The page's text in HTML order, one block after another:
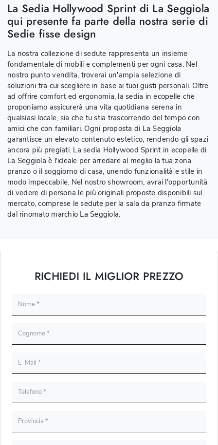
La Sedia Hollywood Sprint di La Seggiola
qui presente fa parte della nostra serie di
Sedie fisse design
La nostra collezione di sedute rappresenta un insieme
fondamentale di mobili e complementi per ogni casa. Nel
nostro punto vendita, troverai un'ampia selezione di
soluzioni tra cui scegliere in base ai tuoi gusti personali. Oltre
ad offrire comfort ed ergonomia, la sedia in ecopelle che
proponiamo assicurerà una vita quotidiana serena in
qualsiasi locale, sia che tu stia trascorrendo del tempo con
amici che con familiari. Ogni proposta di La Seggiola
garantisce un elevato contenuto estetico, rendendo gli spazi
ancora più pregiati. La sedia Hollywood Sprint in ecopelle di
La Seggiola è l'ideale per arredare al meglio la tua zona
pranzo o il soggiorno di casa, unendo funzionalità e stile in
modo impeccabile. Nel nostro showroom, avrai l'opportunità
di vedere di persona le più originali proposte disponibili sul
mercato, comprese le sedute per la sala da pranzo firmate
dal rinomato marchio La Seggiola.
RICHIEDI IL MIGLIOR PREZZO